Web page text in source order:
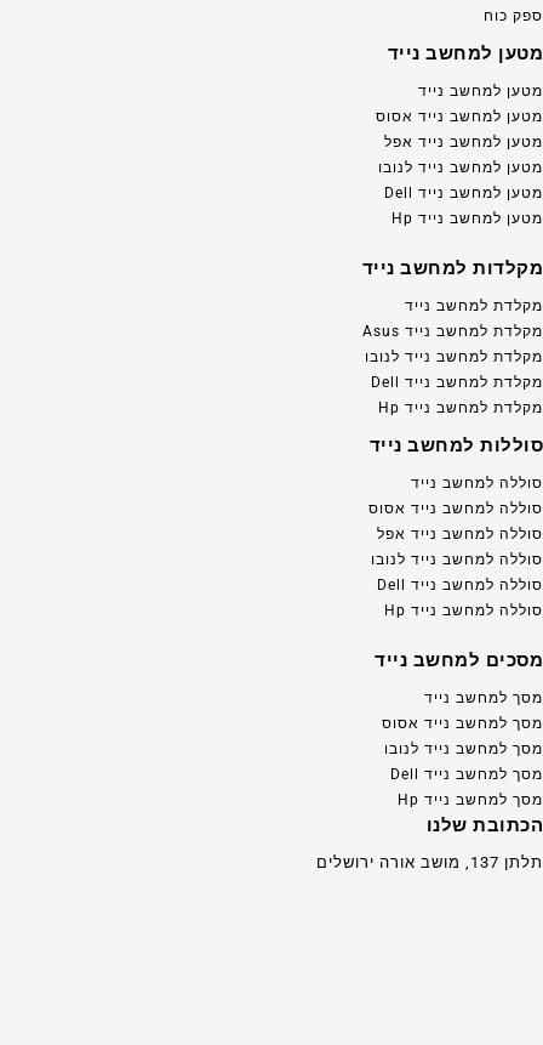
ספק כוח
מטען למחשב נייד
מטען למחשב נייד
מטען למחשב נייד אסוס
מטען למחשב נייד אפל
מטען למחשב נייד לנובו
מטען למחשב נייד Dell
מטען למחשב נייד Hp
מקלדות למחשב נייד
מקלדת למחשב נייד
מקלדת למחשב נייד Asus
מקלדת למחשב נייד לנובו
מקלדת למחשב נייד Dell
מקלדת למחשב נייד Hp
סוללות למחשב נייד
סוללה למחשב נייד
סוללה למחשב נייד אסוס
סוללה למחשב נייד אפל
סוללה למחשב נייד לנובו
סוללה למחשב נייד Dell
סוללה למחשב נייד Hp
מסכים למחשב נייד
מסך למחשב נייד
מסך למחשב נייד אסוס
מסך למחשב נייד לנובו
מסך למחשב נייד Dell
מסך למחשב נייד Hp
הכתובת שלנו
תלתן 137, מושב אורה ירושלים